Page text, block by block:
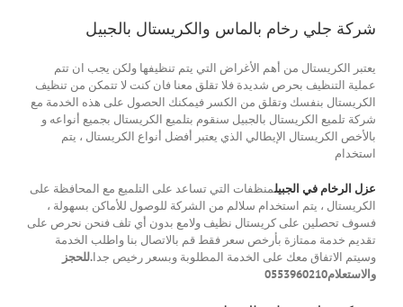
شركة جلي رخام بالماس والكريستال بالجبيل
يعتبر الكريستال من أهم الأغراض التي يتم تنظيفها ولكن يجب ان تتم
عملية التنظيف بحرص شديدة فلا تقلق معنا فان كنت لا تتمكن من تنظيف
الكريستال بنفسك وتقلق من الكسر فيمكنك الحصول على هذه الخدمة مع
شركة تلميع الكريستال بالجبيل سنقوم بتلميع الكريستال بجميع أنواعه و
بالأخص الكريستال الإيطالي الذي يعتبر أفضل أنواع الكريستال ، يتم
استخدام
عزل الرخام في الجبيلمنظفات التي تساعد على التلميع مع المحافظة على
الكريستال ، يتم استخدام سلالم من الشركة للوصول للأماكن بسهولة ،
فسوف تحصلين على كريستال نظيف ولامع بدون أي تلف فنحن نحرص على
تقديم خدمة ممتازة بأرخص سعر فقط قم بالاتصال بنا واطلب الخدمة
وسيتم الاتفاق معك على الخدمة المطلوبة وبسعر رخيص جدا.للحجز
والاستعلام0553960210